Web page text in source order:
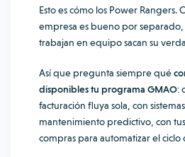
Esto es cómo los Power Rangers.
empresa es bueno por
trabajan en equipo sacan su
Así que pregunta siempre qué
disponibles tu programa GMAO:
facturación fluya sola, con
mantenimiento predictivo, con
compras para automatizar el ciclo